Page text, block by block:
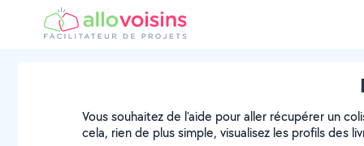
Vous souhaitez de l'aide pour aller récupérer un
cela, rien de plus simple, visualisez les profils des